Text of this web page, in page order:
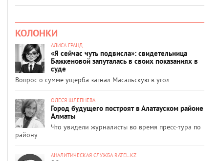
КОЛОНКИ
АЛИСА ГРАНД
«Я сейчас чуть подвисла»: свидетельница
Бажкеновой запуталась в своих показаниях в
суде
Вопрос о сумме ущерба загнал Масальскую в угол
ОЛЕСЯ ШЛЕПНЕВА
Город будущего построят в Алатауском районе
Алматы
Что увидели журналисты во время пресс-тура по
району
АНАЛИТИЧЕСКАЯ СЛУЖБА RATEL.KZ